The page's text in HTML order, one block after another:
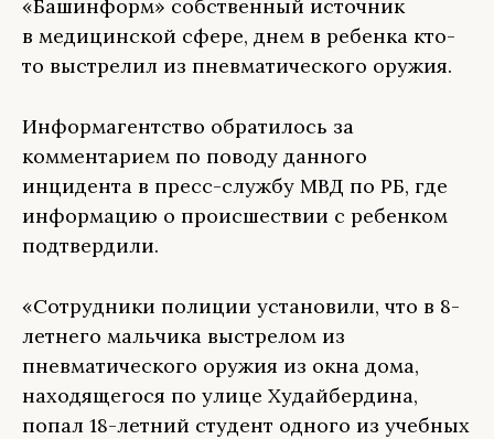
«Башинформ» собственный источник
в медицинской сфере, днем в ребенка кто-
то выстрелил из пневматического оружия.
Информагентство обратилось за
комментарием по поводу данного
инцидента в пресс-службу МВД по РБ, где
информацию о происшествии с ребенком
подтвердили.
«Сотрудники полиции установили, что в 8-
летнего мальчика выстрелом из
пневматического оружия из окна дома,
находящегося по улице Худайбердина,
попал 18-летний студент одного из учебных